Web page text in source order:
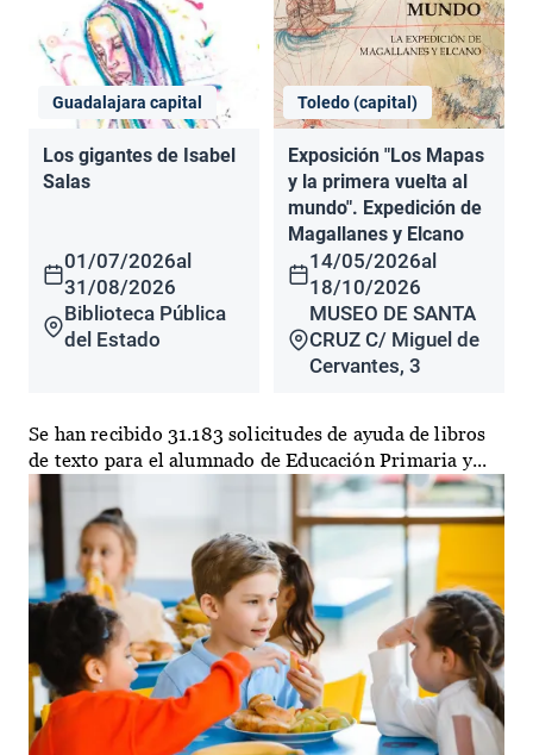
Guadalajara capital
Los gigantes de Isabel
Salas
01/07/2026al
31/08/2026
Biblioteca Pública
del Estado
Toledo (capital)
Exposición "Los Mapas
y la primera vuelta al
mundo". Expedición de
Magallanes y Elcano
14/05/2026al
18/10/2026
MUSEO DE SANTA
CRUZ C/ Miguel de
Cervantes, 3
Se han recibido 31.183 solicitudes de ayuda de libros
de texto para el alumnado de Educación Primaria y...